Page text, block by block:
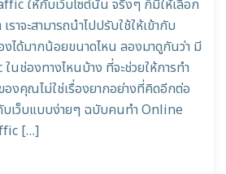
ให้กับเว็บไซต์นั้น จริงๆ ก็มีให้เลือก
าจะสามารถนำไปปรับใช้ให้เข้ากับ
ได้มากน้อยขนาดไหน ลองมาดูกันว่า มี
ช่องทางไหนบ้าง ที่จะช่วยให้การทำ
คุณไม่ใช่เรื่องยากอย่างที่คิดอีกต่อ
บเว็บแบบง่ายๆ ฉบับคนทำ Online
[…]